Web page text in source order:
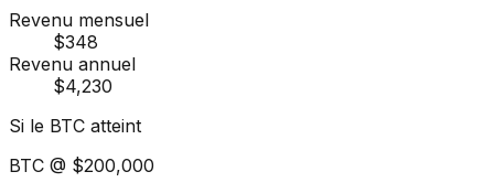
Revenu mensuel
$348
Revenu annuel
$4,230
Si le BTC atteint
BTC @ $200,000